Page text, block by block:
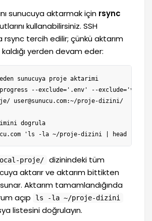
sunucuya aktarmak için rsync
kullanabilirsiniz. SSH
rsync tercih edilir; çünkü aktarım
yerden devam eder:
sunucuya proje aktarimi
--exclude='.env' --
user@sunucu.com:~/proje-dizini/
dogrula
'ls -la ~/proje-dizini | head -20'
proje/
dizinindeki tüm
aktarır ve aktarım bittikten
Aktarım tamamlandığında
açıp
ls -la ~/proje-dizini
listesini doğrulayın.